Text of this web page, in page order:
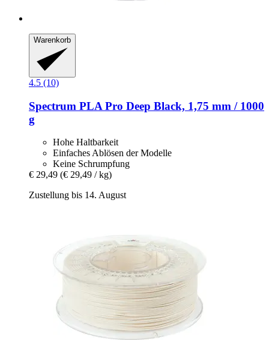
Warenkorb
4.5 (10)
Spectrum PLA Pro Deep Black, 1,75 mm / 1000
g
Hohe Haltbarkeit
Einfaches Ablösen der Modelle
Keine Schrumpfung
€ 29,49 (€ 29,49 / kg)
Zustellung bis 14. August